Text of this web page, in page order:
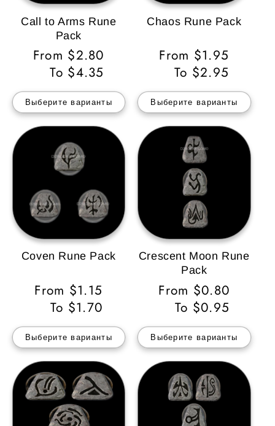
Call to Arms Rune
Pack
Обычная
цена
From $2.80
To $4.35
Выберите варианты
Chaos Rune Pack
Обычная
цена
From $1.95
To $2.95
Выберите варианты
Coven Rune Pack
Обычная
цена
From $1.15
To $1.70
Выберите варианты
Crescent Moon Rune
Pack
Обычная
цена
From $0.80
To $0.95
Выберите варианты